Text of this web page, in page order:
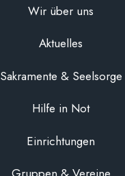
Wir über uns
Aktuelles
Sakramente & Seelsorge
Hilfe in Not
Einrichtungen